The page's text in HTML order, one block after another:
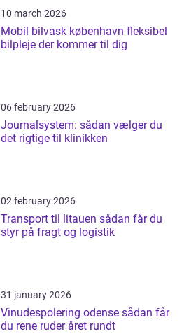
10 march 2026
Mobil bilvask københavn fleksibel
bilpleje der kommer til dig
06 february 2026
Journalsystem: sådan vælger du
det rigtige til klinikken
02 february 2026
Transport til litauen sådan får du
styr på fragt og logistik
31 january 2026
Vinudespolering odense sådan får
du rene ruder året rundt